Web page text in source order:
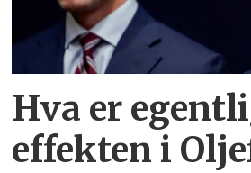
Hva er
effekten i